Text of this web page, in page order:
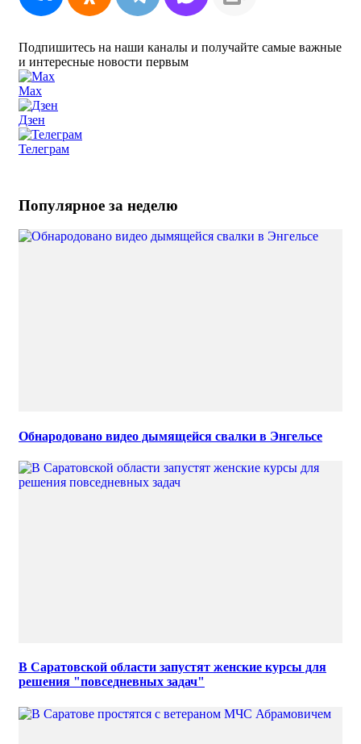
Подпишитесь на наши каналы и получайте самые важные
и интересные новости первым
Max
Дзен
Телеграм
Популярное за неделю
Обнародовано видео дымящейся свалки в Энгельсе
В Саратовской области запустят женские курсы для
решения "повседневных задач"